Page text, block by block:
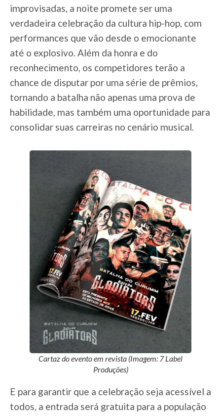
improvisadas, a noite promete ser uma
verdadeira celebração da cultura hip-hop, com
performances que vão desde o emocionante
até o explosivo. Além da honra e do
reconhecimento, os competidores terão a
chance de disputar por uma série de prêmios,
tornando a batalha não apenas uma prova de
habilidade, mas também uma oportunidade para
consolidar suas carreiras no cenário musical.
Cartaz do evento em revista (Imagem: 7 Label
Produções)
E para garantir que a celebração seja acessível a
todos, a entrada será gratuita para a população